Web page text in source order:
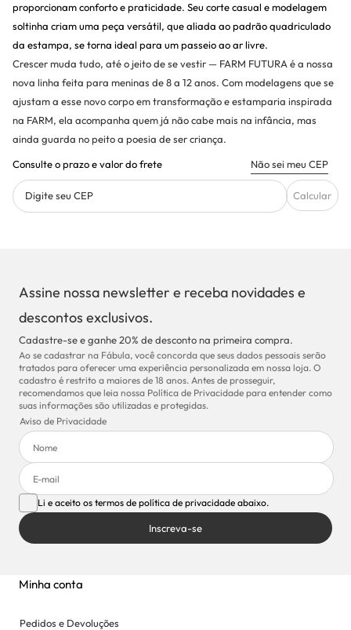
proporcionam conforto e praticidade. Seu corte casual e modelagem
soltinha criam uma peça versátil, que aliada ao padrão quadriculado
da estampa, se torna ideal para um passeio ao ar livre.
Crescer muda tudo, até o jeito de se vestir — FARM FUTURA é a nossa
nova linha feita para meninas de 8 a 12 anos. Com modelagens que se
ajustam a esse novo corpo em transformação e estamparia inspirada
na FARM, ela acompanha quem já não cabe mais na infância, mas
ainda guarda no peito a poesia de ser criança.
Consulte o prazo e valor do frete
Não sei meu CEP
Digite seu CEP Calcular
Assine nossa newsletter e receba novidades e
descontos exclusivos.
Cadastre-se e ganhe 20% de desconto na primeira compra.
Ao se cadastrar na Fábula, você concorda que seus dados pessoais serão
tratados para oferecer uma experiência personalizada em nossa loja. O
cadastro é restrito a maiores de 18 anos. Antes de prosseguir,
recomendamos que leia nossa Política de Privacidade para entender como
suas informações são utilizadas e protegidas.
Aviso de Privacidade
Li e aceito os termos de política de privacidade abaixo.
Inscreva-se
Minha conta
Pedidos e Devoluções